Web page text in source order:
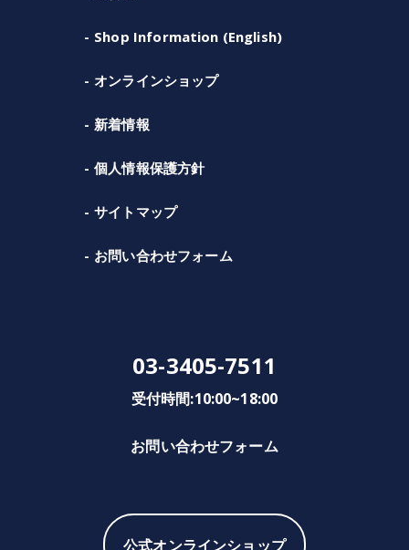
Shop Information (English)
オンラインショップ
新着情報
個人情報保護方針
サイトマップ
お問い合わせフォーム
03-3405-7511
受付時間:10:00~18:00
お問い合わせフォーム
公式オンラインショップ